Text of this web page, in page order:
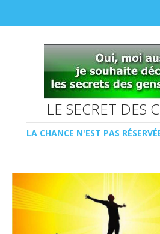
LE SECRET DES
LA CHANCE N'EST PAS